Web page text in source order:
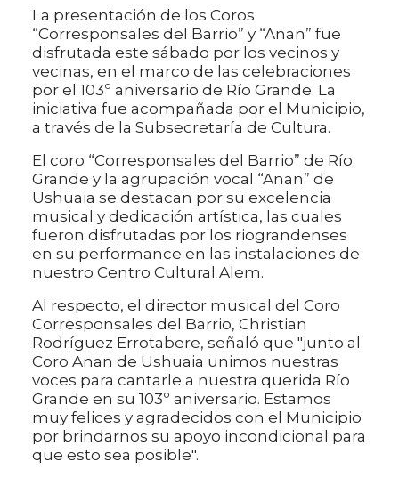
La presentación de los Coros
“Corresponsales del Barrio” y “Anan” fue
disfrutada este sábado por los vecinos y
vecinas, en el marco de las celebraciones
por el 103º aniversario de Río Grande. La
iniciativa fue acompañada por el Municipio,
a través de la Subsecretaría de Cultura.
El coro “Corresponsales del Barrio” de Río
Grande y la agrupación vocal “Anan” de
Ushuaia se destacan por su excelencia
musical y dedicación artística, las cuales
fueron disfrutadas por los riograndenses
en su performance en las instalaciones de
nuestro Centro Cultural Alem.
Al respecto, el director musical del Coro
Corresponsales del Barrio, Christian
Rodríguez Errotabere, señaló que "junto al
Coro Anan de Ushuaia unimos nuestras
voces para cantarle a nuestra querida Río
Grande en su 103º aniversario. Estamos
muy felices y agradecidos con el Municipio
por brindarnos su apoyo incondicional para
que esto sea posible".